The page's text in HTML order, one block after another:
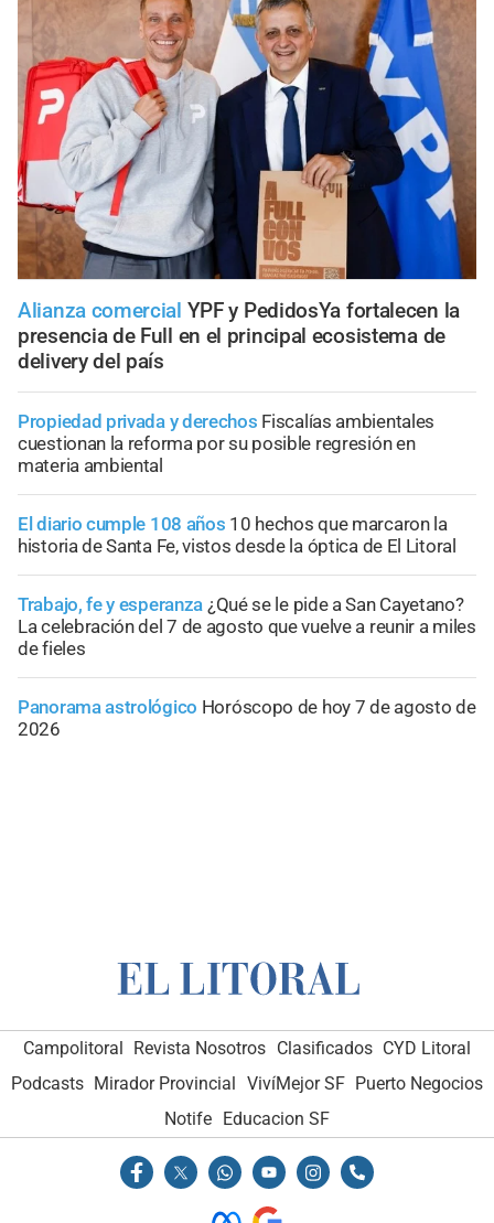
Alianza comercial YPF y PedidosYa fortalecen la
presencia de Full en el principal ecosistema de
delivery del país
Propiedad privada y derechos Fiscalías ambientales
cuestionan la reforma por su posible regresión en
materia ambiental
El diario cumple 108 años 10 hechos que marcaron la
historia de Santa Fe, vistos desde la óptica de El Litoral
Trabajo, fe y esperanza ¿Qué se le pide a San Cayetano?
La celebración del 7 de agosto que vuelve a reunir a miles
de fieles
Panorama astrológico Horóscopo de hoy 7 de agosto de
2026
Campolitoral Revista Nosotros Clasificados CYD Litoral
Podcasts Mirador Provincial VivíMejor SF Puerto Negocios
Notife Educacion SF